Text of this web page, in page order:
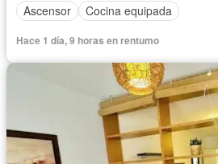
Ascensor
Cocina equipada
Hace 1 día, 9 horas en rentumo